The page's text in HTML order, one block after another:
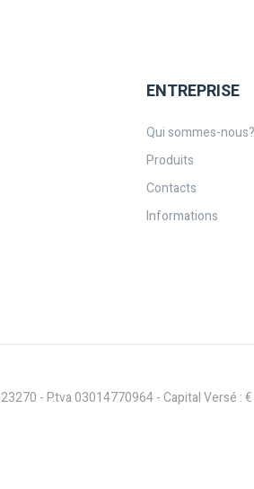
ENTREPRISE
Qui sommes-nous?
Produits
Contacts
Informations
- P.tva 03014770964 - Capital Versé :